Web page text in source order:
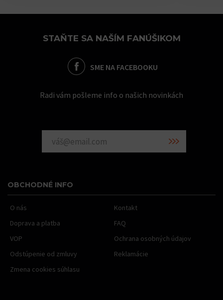
STAŇTE SA NAŠÍM FANÚŠIKOM
SME NA FACEBOOKU
Radi vám pošleme info o našich novinkách
OBCHODNÉ INFO
O nás
Kontakt
Doprava a platba
FAQ
VOP
Ochrana osobných údajov
Odstúpenie od zmluvy
Reklamácie
Zmena cookies súhlasu